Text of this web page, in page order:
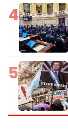
4
5